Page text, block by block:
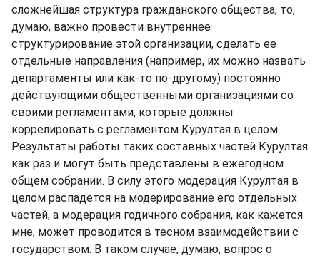
сложнейшая структура гражданского общества, то,
думаю, важно провести внутреннее
структурирование этой организации, сделать ее
отдельные направления (например, их можно назвать
департаменты или как-то по-другому) постоянно
действующими общественными организациями со
своими регламентами, которые должны
коррелировать с регламентом Курултая в целом.
Результаты работы таких составных частей Курултая
как раз и могут быть представлены в ежегодном
общем собрании. В силу этого модерация Курултая в
целом распадется на модерирование его отдельных
частей, а модерация годичного собрания, как кажется
мне, может проводится в тесном взаимодействии с
государством. В таком случае, думаю, вопрос о